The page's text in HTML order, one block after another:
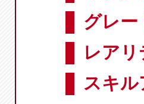
グレー
レアリ
スキ